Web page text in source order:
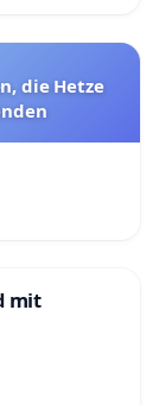
die Hetze
mit